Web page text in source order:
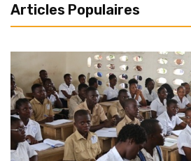
Articles Populaires